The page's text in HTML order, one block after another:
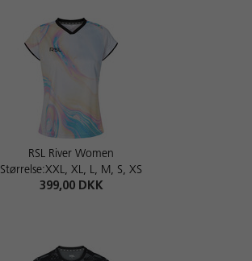
RSL River Women
Størrelse:XXL, XL, L, M, S, XS
399,00 DKK